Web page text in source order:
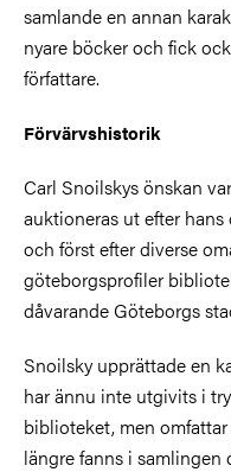
samlande en annan
nyare böcker och fick
författare.
Förvärvshistorik
Carl Snoilskys önskan
auktioneras ut efter
och först efter diverse
göteborgsprofiler
dåvarande Göteborgs
Snoilsky upprättade en
har ännu inte utgivits i
biblioteket, men
längre fanns i